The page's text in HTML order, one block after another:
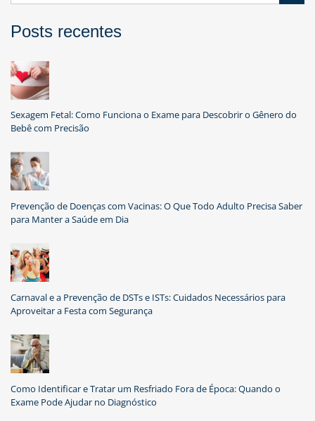
Posts recentes
Sexagem Fetal: Como Funciona o Exame para Descobrir o Gênero do
Bebê com Precisão
Prevenção de Doenças com Vacinas: O Que Todo Adulto Precisa Saber
para Manter a Saúde em Dia
Carnaval e a Prevenção de DSTs e ISTs: Cuidados Necessários para
Aproveitar a Festa com Segurança
Como Identificar e Tratar um Resfriado Fora de Época: Quando o
Exame Pode Ajudar no Diagnóstico